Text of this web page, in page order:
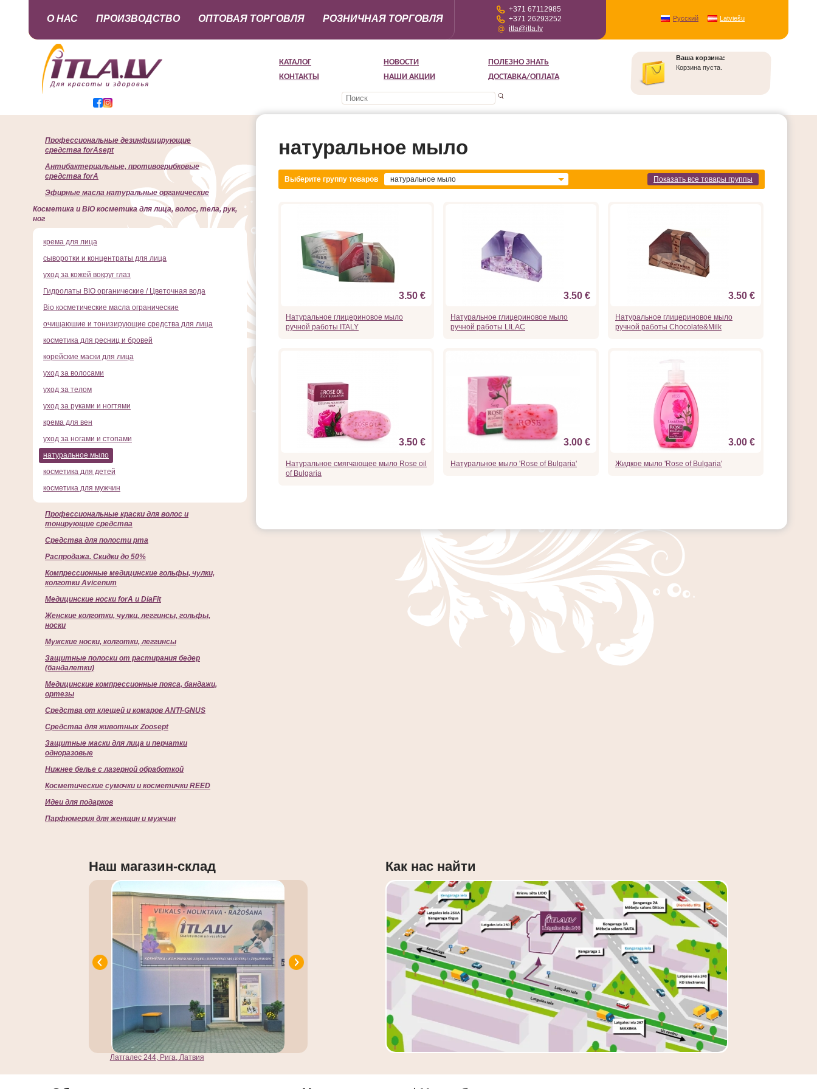
КАТАЛОГ НОВОСТИ
ПОЛЕЗНО ЗНАТЬ
КОНТАКТЫ
НАШИ АКЦИИ ДОСТАВКА/ОПЛАТА
Ваша корзина:
Корзина пуста.
О НАС ПРОИЗВОДСТВО ОПТОВАЯ ТОРГОВЛЯ РОЗНИЧНАЯ ТОРГОВЛЯ
+371 67112985
+371 26293252
itla@itla.lv
Русский Latviešu
натуральное мыло
Показать все товары группы
Выберите группу товаров натуральное мыло
3.50 €
Натуральное глицериновое мыло
ручной работы ITALY
3.50 €
Натуральное глицериновое мыло
ручной работы LILAC
3.50 €
Натуральное глицериновое мыло
ручной работы Chocolate&Milk
3.50 €
Натуральное смягчающее мыло Rose oil
of Bulgaria
3.00 €
Натуральное мыло 'Rose of Bulgaria'
3.00 €
Жидкое мыло 'Rose of Bulgaria'
Профессиональные дезинфицирующие
средства forAsept
Антибактериальные, противогрибковые
средства forA
Эфирные масла натуральные органические
Косметика и BIO косметика для лица, волос, тела, рук,
ног
крема для лица
сыворотки и концентраты для лица
уход за кожей вокруг глаз
Гидролаты BIO органические / Цветочная вода
Bio косметические масла огранические
очищаюшие и тонизирующие средства для лица
косметика для ресниц и бровей
корейские маски для лица
уход за волосами
уход за телом
уход за руками и ногтями
крема для вен
уход за ногами и стопами
натуральное мыло
косметика для детей
косметика для мужчин
Профессиональные краски для волос и
тонирующие средства
Cредства для полости рта
Распродажа. Скидки до 50%
Компрессионные медицинские гольфы, чулки,
колготки Avicenum
Медицинские носки forA и DiaFit
Женские колготки, чулки, леггинсы, гольфы,
носки
Мужские носки, колготки, леггинсы
Защитные полоски от растирания бедер
(бандалетки)
Медицинские компрессионные пояса, бандажи,
ортезы
Средства от клещей и комаров ANTI-GNUS
Средства для животных Zoosept
Защитные маски для лица и перчатки
одноразовые
Нижнее белье с лазерной обработкой
Косметические сумочки и косметички REED
Идеи для подарков
Парфюмерия для женщин и мужчин
Наш магазин-склад
Латгалес 244, Рига, Латвия
Как нас найти